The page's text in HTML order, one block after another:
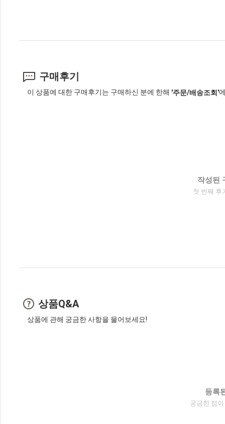
구매후기
이 상품에 대한 구매후기는 구매하신 분에 한해 '주문/배송조회'
작성된
첫 번째 후
상품Q&A
상품에 관해 궁금한 사항을 물어보세요!
등록
궁금한 점